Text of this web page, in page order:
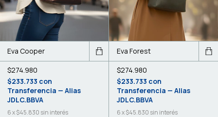
Eva Cooper
$274.980
$233.733 con
Transferencia — Alias
JDLC.BBVA
6x$45.830 sin interés
Eva Forest
$274.980
$233.733 con
Transferencia — Alias
JDLC.BBVA
6x$45.830 sin interés